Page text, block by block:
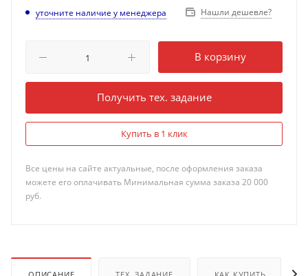
уточните наличие у менеджера Нашли дешевле?
В корзину
Получить тех. задание
Купить в 1 клик
Все цены на сайте актуальные, после оформления заказа
можете его оплачивать Минимальная сумма заказа 20 000
руб.